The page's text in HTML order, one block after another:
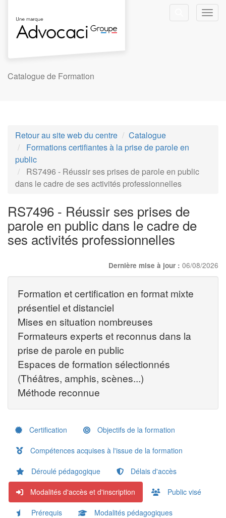
Rechercher
Catalogue de Formation
Retour au site web du centre
Catalogue
Formations certifiantes à la prise de parole en
public
RS7496 - Réussir ses prises de parole en public
dans le cadre de ses activités professionnelles
RS7496 - Réussir ses prises de
parole en public dans le cadre de
ses activités professionnelles
Dernière mise à jour : 06/08/2026
Formation et certification en format mixte
présentiel et distanciel
Mises en situation nombreuses
Formateurs experts et reconnus dans la
prise de parole en public
Espaces de formation sélectionnés
(Théâtres, amphis, scènes...)
Méthode reconnue
Certification Objectifs de la formation
Compétences acquises à l'issue de la formation
Déroulé pédagogique Délais d'accès
Modalités d'accès et d'inscription Public visé
Prérequis Modalités pédagogiques